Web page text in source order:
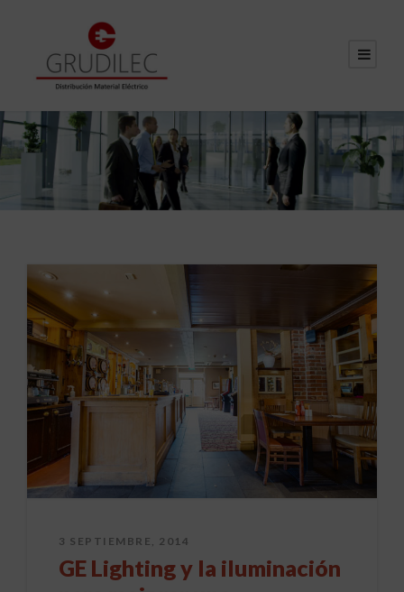
3 SEPTIEMBRE, 2014
GE Lighting y la iluminación